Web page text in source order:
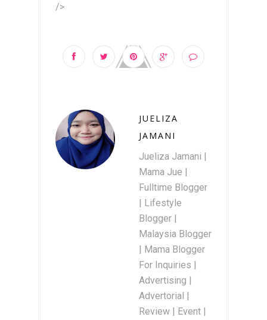
/>
JUELIZA
JAMANI
Jueliza Jamani |
Mama Jue |
Fulltime Blogger
| Lifestyle
Blogger |
Malaysia Blogger
| Mama Blogger
For Inquiries |
Advertising |
Advertorial |
Review | Event |